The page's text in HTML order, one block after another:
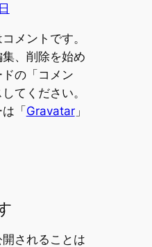
メントです。
、削除を始め
の「コメン
てください。
「Gravatar」
されることは